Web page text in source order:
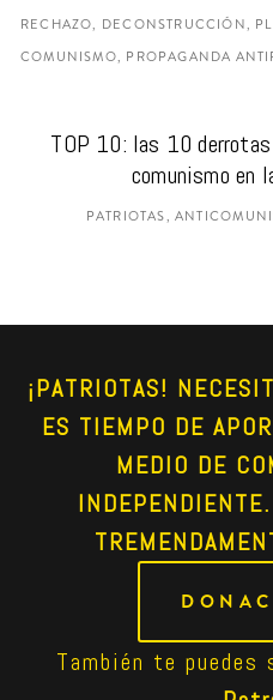
RECHAZO, DECONSTRUCCIÓN,
COMUNISMO, PROPAGANDA
TOP 10: las 10
comunismo en
PATRIOTAS,
¡PATRIOTAS!
ES TIEMPO DE
MEDIO DE